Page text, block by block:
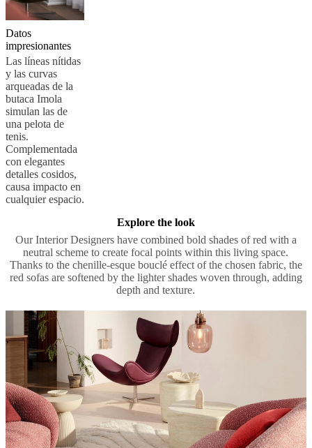
accesibilidadHazte
franquiciadoProfessionals
Program
and
news
Datos
impresionantes
Las líneas nítidas
y las curvas
arqueadas de la
butaca Imola
simulan las de
una pelota de
tenis.
Complementada
con elegantes
detalles cosidos,
causa impacto en
cualquier espacio.
Explore the look
Our Interior Designers have combined bold shades of red with a
neutral scheme to create focal points within this living space.
Thanks to the chenille-esque bouclé effect of the chosen fabric, the
red sofas are softened by the lighter shades woven through, adding
depth and texture.